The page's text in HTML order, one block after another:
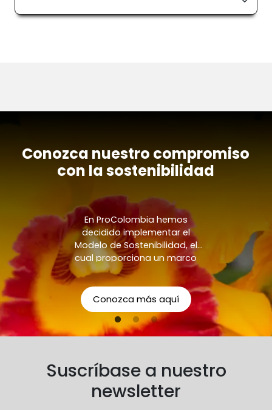
Conozca nuestro compromiso
con la sostenibilidad
En ProColombia hemos
decidido implementar el
Modelo de Sostenibilidad, el
cual proporciona un marco
para nuestras
responsabilidades como
organización con respecto a
los aspectos económicos,
sociales y ambientales.
Conozca más aquí
Suscríbase a nuestro
newsletter